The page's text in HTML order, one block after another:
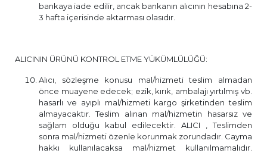
bankaya iade edilir, ancak bankanın alıcının hesabına 2-
3 hafta içerisinde aktarması olasıdır.
ALICININ ÜRÜNÜ KONTROL ETME YÜKÜMLÜLÜĞÜ:
Alıcı, sözleşme konusu mal/hizmeti teslim almadan
önce muayene edecek; ezik, kırık, ambalajı yırtılmış vb.
hasarlı ve ayıplı mal/hizmeti kargo şirketinden teslim
almayacaktır. Teslim alınan mal/hizmetin hasarsız ve
sağlam olduğu kabul edilecektir. ALICI , Teslimden
sonra mal/hizmeti özenle korunmak zorundadır. Cayma
hakkı kullanılacaksa mal/hizmet kullanılmamalıdır.